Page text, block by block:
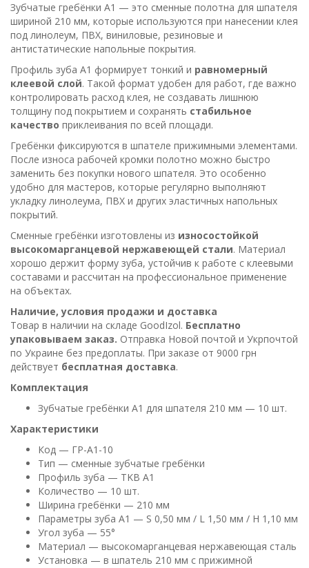
Зубчатые гребёнки A1 — это сменные полотна для шпателя
шириной 210 мм, которые используются при нанесении клея
под линолеум, ПВХ, виниловые, резиновые и
антистатические напольные покрытия.
Профиль зуба A1 формирует тонкий и равномерный
клеевой слой. Такой формат удобен для работ, где важно
контролировать расход клея, не создавать лишнюю
толщину под покрытием и сохранять стабильное
качество приклеивания по всей площади.
Гребёнки фиксируются в шпателе прижимными элементами.
После износа рабочей кромки полотно можно быстро
заменить без покупки нового шпателя. Это особенно
удобно для мастеров, которые регулярно выполняют
укладку линолеума, ПВХ и других эластичных напольных
покрытий.
Сменные гребёнки изготовлены из износостойкой
высокомарганцевой нержавеющей стали. Материал
хорошо держит форму зуба, устойчив к работе с клеевыми
составами и рассчитан на профессиональное применение
на объектах.
Наличие, условия продажи и доставка
Товар в наличии на складе GoodIzol. Бесплатно
упаковываем заказ. Отправка Новой почтой и Укрпочтой
по Украине без предоплаты. При заказе от 9000 грн
действует бесплатная доставка.
Комплектация
Зубчатые гребёнки A1 для шпателя 210 мм — 10 шт.
Характеристики
Код — ГР-A1-10
Тип — сменные зубчатые гребёнки
Профиль зуба — TKB A1
Количество — 10 шт.
Ширина гребёнки — 210 мм
Параметры зуба A1 — S 0,50 мм / L 1,50 мм / H 1,10 мм
Угол зуба — 55°
Материал — высокомарганцевая нержавеющая сталь
Установка — в шпатель 210 мм с прижимной